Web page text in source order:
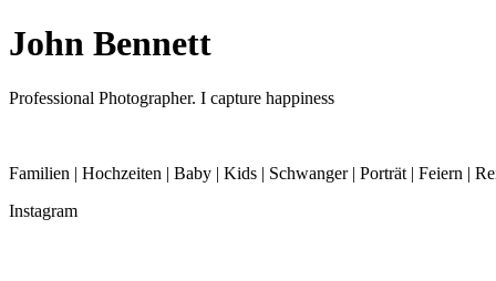
John Bennett
Professional Photographer. I capture happiness
Familien | Hochzeiten | Baby | Kids | Schwanger | Porträt | Feiern |
Instagram